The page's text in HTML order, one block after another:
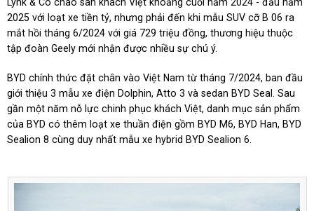
2025 với loạt xe tiền tỷ, nhưng phải đến khi mẫu SUV cỡ B 06 ra
mắt hồi tháng 6/2024 với giá 729 triệu đồng, thương hiệu thuộc
tập đoàn Geely mới nhận được nhiều sự chú ý.
BYD chính thức đặt chân vào Việt Nam từ tháng 7/2024, ban đầu
giới thiệu 3 mẫu xe điện Dolphin, Atto 3 và sedan BYD Seal. Sau
gần một năm nỗ lực chinh phục khách Việt, danh mục sản phẩm
của BYD có thêm loạt xe thuần điện gồm BYD M6, BYD Han, BYD
Sealion 8 cùng duy nhất mẫu xe hybrid BYD Sealion 6.